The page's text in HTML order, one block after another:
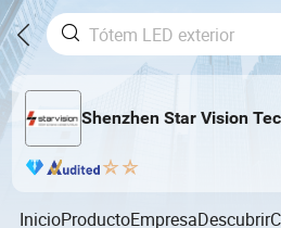
Shenzhen Star Vision
InicioProductoEmpresaDescubrir